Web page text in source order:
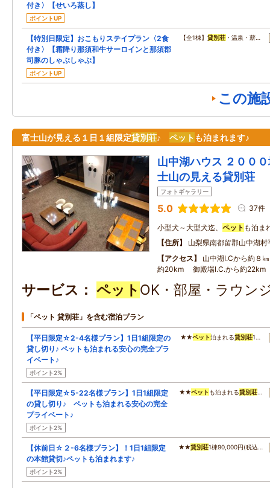
付き〉【せいろ蒸し】
ポイントUP
【特別日限定】おこもりステイプラン〈2食
付き〉【霜降り那須和牛サーロインと那須郡
司豚のしゃぶしゃぶ】
ポイントUP
【全1棟】貸別荘 ・温泉・薪…
この施
富士山が見える１日１組限定貸別荘♪ ペット も泊まれます♪
山中湖ハウス ２００
士山の見える貸別荘
フォトギャラリー
5.0 37件
小型犬～大型犬迄、 ペット も泊ま
住所
山梨県南都留郡山中湖
アクセス
山中湖I.Cから約８
約20km 御殿場I.C.から約22km
サービス ペット OK・部屋・ラウン
「ペット 貸別荘」を含む宿泊プラン
【平日限定☆2-4名様プラン】1日1組限定の
貸し切り♪ ペットも泊まれる安心の完全プラ
イベート♪
ポイント2%
★★ペット泊まれる貸別荘1…
【平日限定☆5-22名様プラン】1日1組限定
の貸し切り♪ ペットも泊まれる安心の完全
プライベート♪
ポイント2%
★★ペット も泊まれる貸別荘…
【休前日☆２-6名様プラン】！1日1組限定
の本館貸切♪ペットも泊まれます♪
ポイント2%
★★貸別荘1棟90,000円(税込…